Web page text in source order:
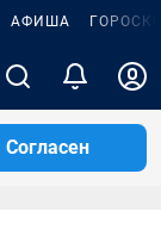
АФИША
Согласен